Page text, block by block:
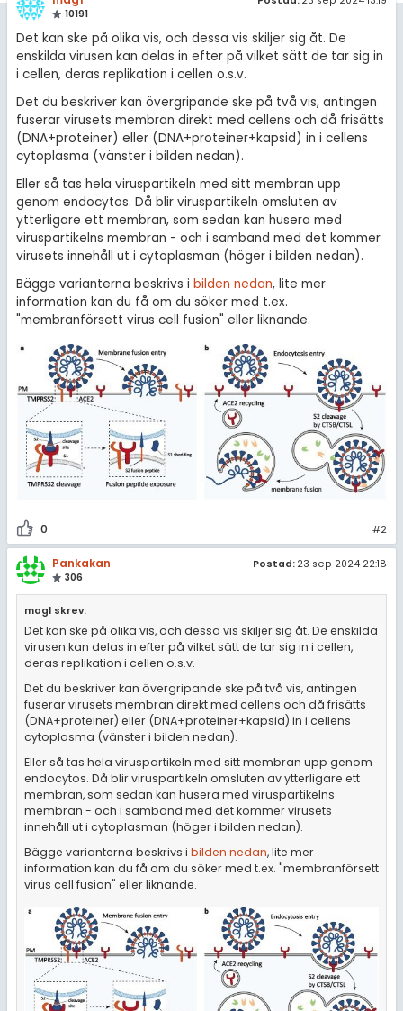
10191
Det kan ske på olika vis, och dessa vis skiljer sig åt. De
enskilda virusen kan delas in efter på vilket sätt de tar sig in
i cellen, deras replikation i cellen o.s.v.
Det du beskriver kan övergripande ske på två vis, antingen
fuserar virusets membran direkt med cellens och då frisätts
(DNA+proteiner) eller (DNA+proteiner+kapsid) in i cellens
cytoplasma (vänster i bilden nedan).
Eller så tas hela viruspartikeln med sitt membran upp
genom endocytos. Då blir viruspartikeln omsluten av
ytterligare ett membran, som sedan kan husera med
viruspartikelns membran - och i samband med det kommer
virusets innehåll ut i cytoplasman (höger i bilden nedan).
Bägge varianterna beskrivs i bilden nedan, lite mer
information kan du få om du söker med t.ex.
"membranförsett virus cell fusion" eller liknande.
0 #2
Pankakan
306
Postad: 23 sep 2024 22:18
mag1 skrev:
Det kan ske på olika vis, och dessa vis skiljer sig åt. De enskilda
virusen kan delas in efter på vilket sätt de tar sig in i cellen,
deras replikation i cellen o.s.v.
Det du beskriver kan övergripande ske på två vis, antingen
fuserar virusets membran direkt med cellens och då frisätts
(DNA+proteiner) eller (DNA+proteiner+kapsid) in i cellens
cytoplasma (vänster i bilden nedan).
Eller så tas hela viruspartikeln med sitt membran upp genom
endocytos. Då blir viruspartikeln omsluten av ytterligare ett
membran, som sedan kan husera med viruspartikelns
membran - och i samband med det kommer virusets
innehåll ut i cytoplasman (höger i bilden nedan).
Bägge varianterna beskrivs i bilden nedan, lite mer
information kan du få om du söker med t.ex. "membranförsett
virus cell fusion" eller liknande.
Cookie-inställningar